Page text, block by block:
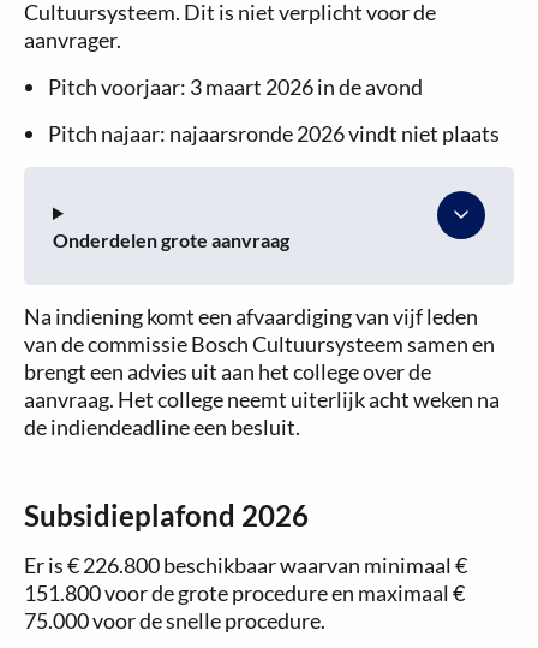
Cultuursysteem. Dit is niet verplicht voor de
aanvrager.
Pitch voorjaar: 3 maart 2026 in de avond
Pitch najaar: najaarsronde 2026 vindt niet plaats
Onderdelen grote aanvraag
Na indiening komt een afvaardiging van vijf leden
van de commissie Bosch Cultuursysteem samen en
brengt een advies uit aan het college over de
aanvraag. Het college neemt uiterlijk acht weken na
de indiendeadline een besluit.
Subsidieplafond 2026
Er is € 226.800 beschikbaar waarvan minimaal €
151.800 voor de grote procedure en maximaal €
75.000 voor de snelle procedure.